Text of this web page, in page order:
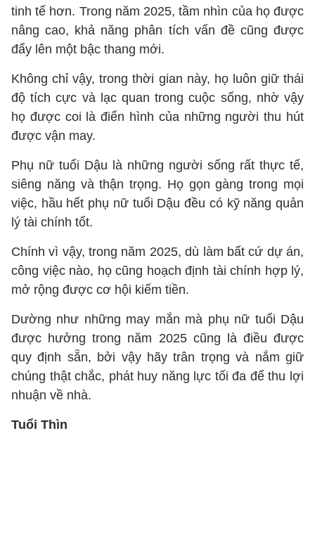
tinh tế hơn. Trong năm 2025, tầm nhìn của họ được
nâng cao, khả năng phân tích vấn đề cũng được
đẩy lên một bậc thang mới.
Không chỉ vậy, trong thời gian này, họ luôn giữ thái
độ tích cực và lạc quan trong cuộc sống, nhờ vậy
họ được coi là điển hình của những người thu hút
được vận may.
Phụ nữ tuổi Dậu là những người sống rất thực tế,
siêng năng và thận trọng. Họ gọn gàng trong mọi
việc, hầu hết phụ nữ tuổi Dậu đều có kỹ năng quản
lý tài chính tốt.
Chính vì vậy, trong năm 2025, dù làm bất cứ dự án,
công việc nào, họ cũng hoạch định tài chính hợp lý,
mở rộng được cơ hội kiếm tiền.
Dường như những may mắn mà phụ nữ tuổi Dậu
được hưởng trong năm 2025 cũng là điều được
quy định sẵn, bởi vậy hãy trân trọng và nắm giữ
chúng thật chắc, phát huy năng lực tối đa để thu lợi
nhuận về nhà.
Tuổi Thìn